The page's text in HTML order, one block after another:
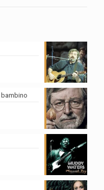
bambino